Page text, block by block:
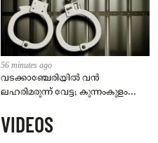
56 minutes ago
വടക്കാഞ്ചേരിയിൽ വൻ
ലഹരിമരുന്ന് വേട്ട; കുന്നംകുളം
VIDEOS